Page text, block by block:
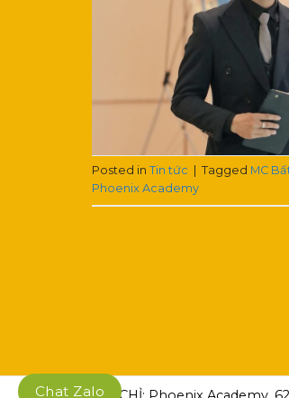
Posted in Tin tức Tagged MC
Phoenix Academy
Chat Zalo